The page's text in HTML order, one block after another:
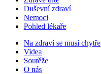
Duševní zdraví
Nemoci
Pohled lékaře
Na zdraví se musí chytře
Videa
Soutěže
O nás